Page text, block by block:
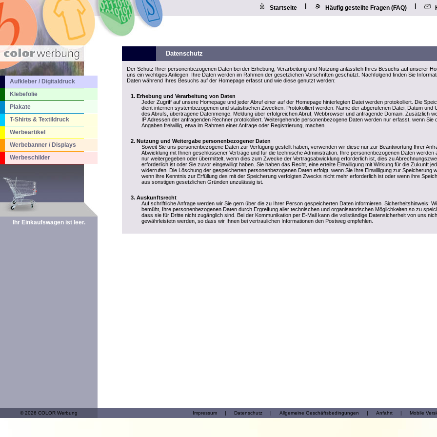
Startseite Häufig gestellte Fragen (FAQ)
Aufkleber / Digitaldruck
Klebefolie
Plakate
T-Shirts & Textildruck
Werbeartikel
Werbebanner / Displays
Werbeschilder
Ihr Einkaufswagen ist leer.
Datenschutz
Der Schutz Ihrer personenbezogenen Daten bei der Erhebung, Verarbeitung und Nutzung anlässlich Ihres Besuchs auf unserer
uns ein wichtiges Anliegen. Ihre Daten werden im Rahmen der gesetzlichen Vorschriften geschützt. Nachfolgend finden Sie
Daten während Ihres Besuchs auf der Homepage erfasst und wie diese genutzt werden:
Erhebung und Verarbeitung von Daten
Jeder Zugriff auf unsere Homepage und jeder Abruf einer auf der Homepage hinterlegten Datei werden protokolliert. Die
dient internen systembezogenen und statistischen Zwecken. Protokolliert werden: Name der abgerufenen Datei, Datum und
des Abrufs, übertragene Datenmenge, Meldung über erfolgreichen Abruf, Webbrowser und anfragende Domain. Zusätzlich
IP Adressen der anfragenden Rechner protokolliert. Weitergehende personenbezogene Daten werden nur erfasst, wenn Sie
Angaben freiwillig, etwa im Rahmen einer Anfrage oder Registrierung, machen.
Nutzung und Weitergabe personenbezogener Daten
Soweit Sie uns personenbezogene Daten zur Verfügung gestellt haben, verwenden wir diese nur zur Beantwortung Ihrer
Abwicklung mit Ihnen geschlossener Verträge und für die technische Administration. Ihre personenbezogenen Daten werden
nur weitergegeben oder übermittelt, wenn dies zum Zwecke der Vertragsabwicklung erforderlich ist, dies zu
erforderlich ist oder Sie zuvor eingewilligt haben. Sie haben das Recht, eine erteilte Einwilligung mit Wirkung für die Zukunft
widerrufen. Die Löschung der gespeicherten personenbezogenen Daten erfolgt, wenn Sie Ihre Einwilligung zur Speicherung
wenn ihre Kenntnis zur Erfüllung des mit der Speicherung verfolgten Zwecks nicht mehr erforderlich ist oder wenn ihre
aus sonstigen gesetzlichen Gründen unzulässig ist.
Auskunftsrecht
Auf schriftliche Anfrage werden wir Sie gern über die zu Ihrer Person gespeicherten Daten informieren. Sicherheitshinweis:
bemüht, Ihre personenbezogenen Daten durch Ergreifung aller technischen und organisatorischen Möglichkeiten so zu
dass sie für Dritte nicht zugänglich sind. Bei der Kommunikation per E-Mail kann die vollständige Datensicherheit von uns
gewährleistetn werden, so dass wir Ihnen bei vertraulichen Informationen den Postweg empfehlen.
© 2026 COLOR Werbung Impressum | Datenschutz | Allgemeine Geschäftsbedingungen | Anfahrt | Mobile